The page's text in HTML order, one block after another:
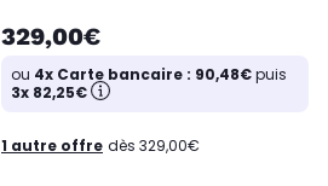
329,00€
ou 4x Carte bancaire : 90,48€puis
3x 82,25€
1 autre offre dès 329,00€